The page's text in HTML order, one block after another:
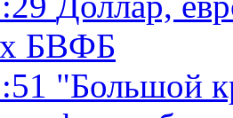
БВФБ
"Большой